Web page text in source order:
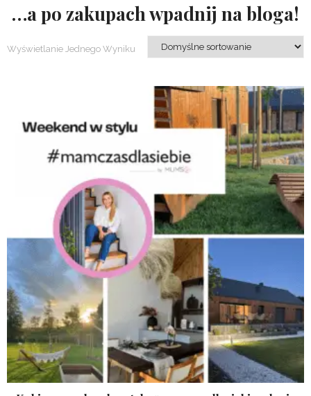
…a po zakupach wpadnij na bloga!
Wyświetlanie Jednego Wyniku